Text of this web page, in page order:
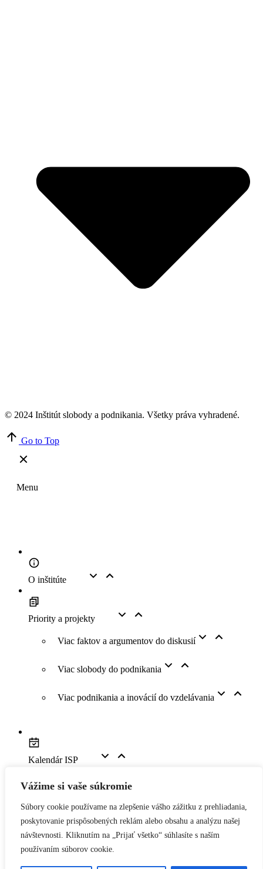
Vážime si vaše súkromie
Súbory cookie používame na zlepšenie vášho zážitku z prehliadania,
poskytovanie prispôsobených reklám alebo obsahu a analýzu našej
návštevnosti. Kliknutím na „Prijať všetko“ súhlasíte s naším
používaním súborov cookie.
© 2024 Inštitút slobody a podnikania. Všetky práva vyhradené.
Go to Top
Menu
O inštitúte
Priority a projekty
Viac faktov a argumentov do diskusií
Viac slobody do podnikania
Viac podnikania a inovácií do vzdelávania
Kalendár ISP
Kontakt